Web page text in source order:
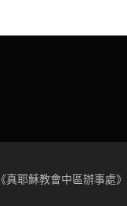
《真耶穌教會中區辦事處